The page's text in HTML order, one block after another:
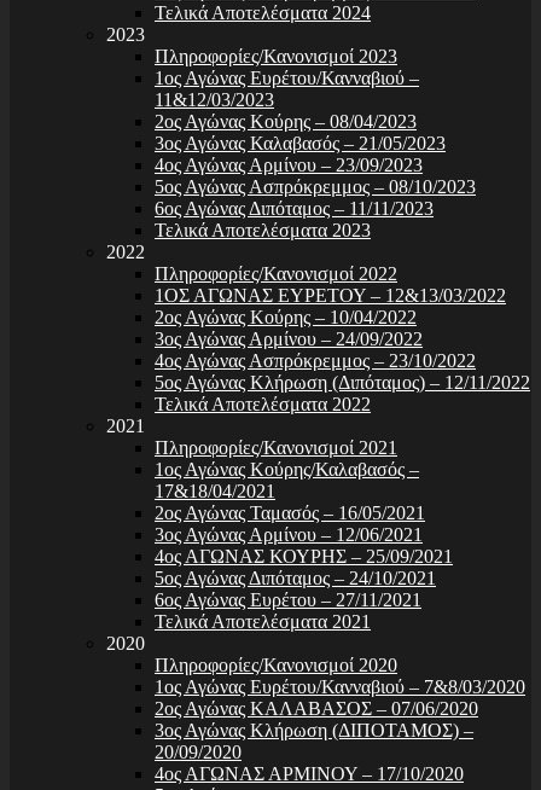
Τελικά Αποτελέσματα 2024
2023
Πληροφορίες/Κανονισμοί 2023
1ος Αγώνας Ευρέτου/Κανναβιού –
11&12/03/2023
2ος Αγώνας Κούρης – 08/04/2023
3ος Αγώνας Καλαβασός – 21/05/2023
4ος Αγώνας Αρμίνου – 23/09/2023
5ος Αγώνας Ασπρόκρεμμος – 08/10/2023
6ος Αγώνας Διπόταμος – 11/11/2023
Τελικά Αποτελέσματα 2023
2022
Πληροφορίες/Κανονισμοί 2022
1ΟΣ ΑΓΩΝΑΣ ΕΥΡΕΤΟΥ – 12&13/03/2022
2ος Αγώνας Κούρης – 10/04/2022
3ος Αγώνας Αρμίνου – 24/09/2022
4ος Αγώνας Ασπρόκρεμμος – 23/10/2022
5ος Αγώνας Κλήρωση (Διπόταμος) – 12/11/2022
Τελικά Αποτελέσματα 2022
2021
Πληροφορίες/Κανονισμοί 2021
1ος Αγώνας Κούρης/Καλαβασός –
17&18/04/2021
2ος Αγώνας Ταμασός – 16/05/2021
3ος Αγώνας Αρμίνου – 12/06/2021
4ος ΑΓΩΝΑΣ ΚΟΥΡΗΣ – 25/09/2021
5ος Αγώνας Διπόταμος – 24/10/2021
6ος Αγώνας Ευρέτου – 27/11/2021
Τελικά Αποτελέσματα 2021
2020
Πληροφορίες/Κανονισμοί 2020
1ος Αγώνας Ευρέτου/Κανναβιού – 7&8/03/2020
2ος Αγώνας ΚΑΛΑΒΑΣΟΣ – 07/06/2020
3ος Αγώνας Κλήρωση (ΔΙΠΟΤΑΜΟΣ) –
20/09/2020
4ος ΑΓΩΝΑΣ ΑΡΜΙΝΟΥ – 17/10/2020